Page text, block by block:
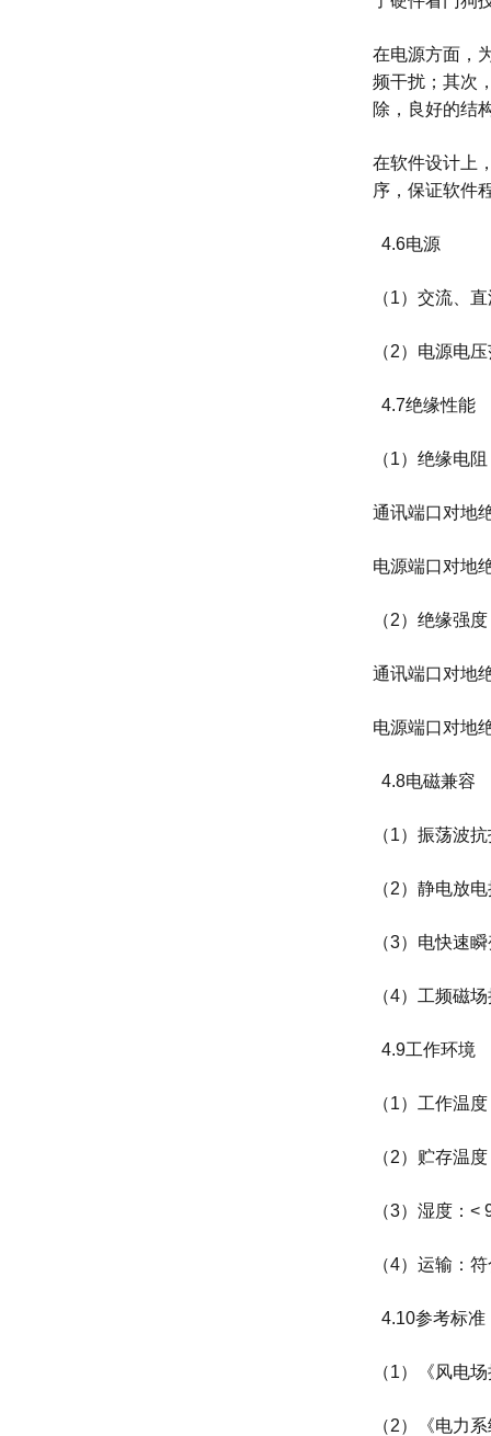
在电源方面，
频干扰； 其次
除，良好的结
在软件设计上
序，保证软件
4.6电源
（1）交流、
（2）电源电
4.7绝缘性能
（1）绝缘电
通讯端口对地
电源端口对地
（2）绝缘强
通讯端口对地
电源端口对地
4.8电磁兼容
（1）振荡波
（2）静电放
（3）电快速
（4）工频磁
4.9工作环境
（1）工作温
（2）贮存温
（3）湿度：<
（4）运输： 符
4.10参考标准
（1）《风电
（2）《电力